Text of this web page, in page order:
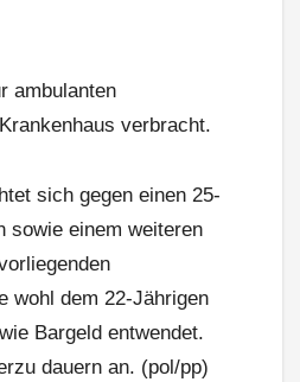
ambulanten
verbracht.
sich gegen einen 25-
sowie einem weiteren
wohl dem 22-Jährigen
Bargeld entwendet.
dauern an. (pol/pp)